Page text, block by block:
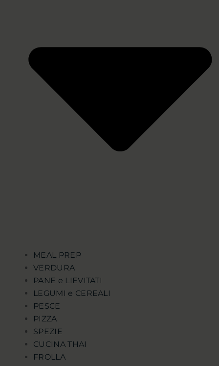
MEAL PREP
VERDURA
PANE e LIEVITATI
LEGUMI e CEREALI
PESCE
PIZZA
SPEZIE
CUCINA THAI
FROLLA